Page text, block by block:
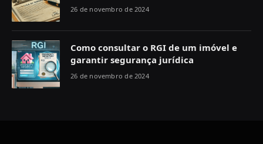
26 de novembro de 2024
Como consultar o RGI de um imóvel e
garantir segurança jurídica
26 de novembro de 2024